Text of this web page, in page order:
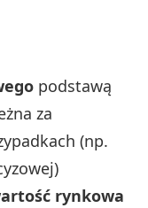
podstawą
za
(np.
rynkowa